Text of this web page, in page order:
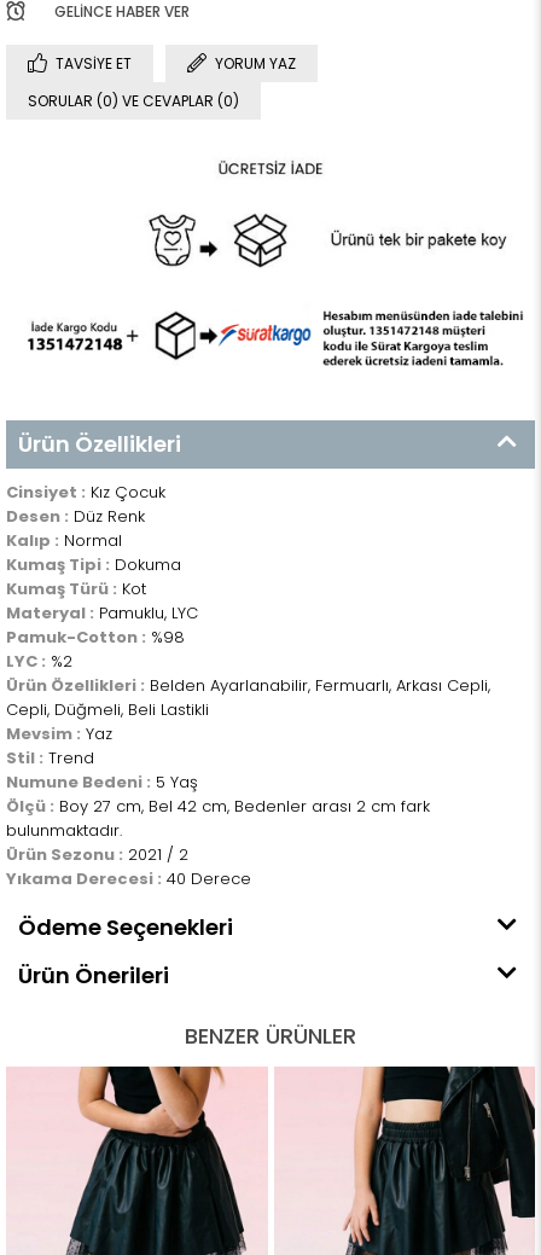
GELINCE HABER VER
TAVSIYE ET
YORUM YAZ
SORULAR (0) VE CEVAPLAR (0)
Ürün Özellikleri
Cinsiyet : Kız Çocuk
Desen : Düz Renk
Kalıp : Normal
Kumaş Tipi : Dokuma
Kumaş Türü : Kot
Materyal : Pamuklu, LYC
Pamuk-Cotton : %98
LYC : %2
Ürün Özellikleri : Belden Ayarlanabilir, Fermuarlı, Arkası Cepli,
Cepli, Düğmeli, Beli Lastikli
Mevsim : Yaz
Stil : Trend
Numune Bedeni : 5 Yaş
Ölçü : Boy 27 cm, Bel 42 cm, Bedenler arası 2 cm fark
bulunmaktadır.
Ürün Sezonu : 2021 / 2
Yıkama Derecesi : 40 Derece
Ödeme Seçenekleri
Ürün Önerileri
BENZER ÜRÜNLER